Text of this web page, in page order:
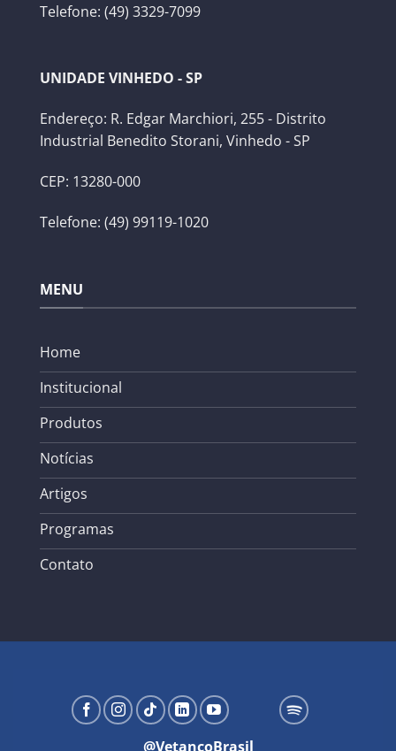
Telefone: (49) 3329-7099
UNIDADE VINHEDO - SP
Endereço: R. Edgar Marchiori, 255 - Distrito
Industrial Benedito Storani, Vinhedo - SP
CEP: 13280-000
Telefone: (49) 99119-1020
MENU
Home
Institucional
Produtos
Notícias
Artigos
Programas
Contato
@VetancoBrasil